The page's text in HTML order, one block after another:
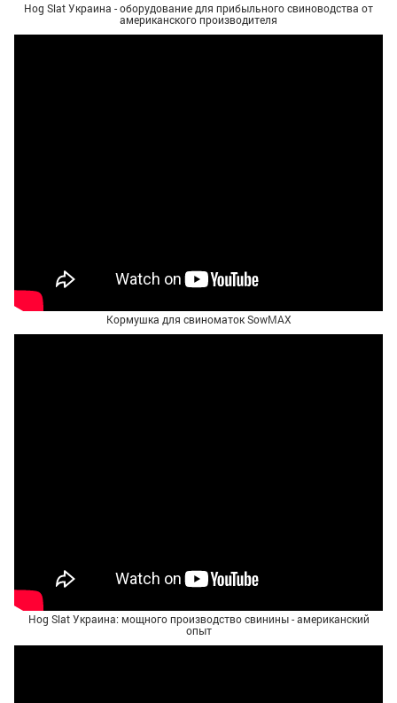
Hog Slat Украина - оборудование для прибыльного свиноводства от
американского производителя
Кормушка для свиноматок SowMAX
Hog Slat Украина: мощного производство свинины - американский
опыт